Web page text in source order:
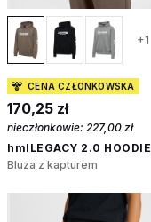
+1
CENA CZŁONKOWSKA
170,25 zł
nieczłonkowie: 227,00 zł
hmlLEGACY 2.0 HOODIE
Bluza z kapturem